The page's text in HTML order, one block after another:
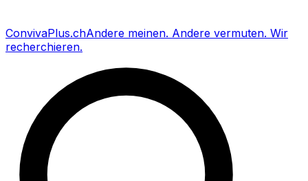
ConvivaPlus.chAndere meinen. Andere vermuten. Wir
recherchieren.